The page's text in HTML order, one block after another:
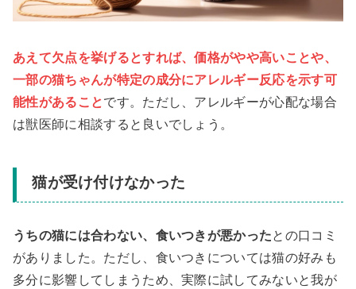
あえて欠点を挙げるとすれば、価格がやや高いことや、
一部の猫ちゃんが特定の成分にアレルギー反応を示す可
能性があることです。ただし、アレルギーが心配な場合
は獣医師に相談すると良いでしょう。
猫が受け付けなかった
うちの猫には合わない、食いつきが悪かったとの口コミ
がありました。ただし、食いつきについては猫の好みも
多分に影響してしまうため、実際に試してみないと我が